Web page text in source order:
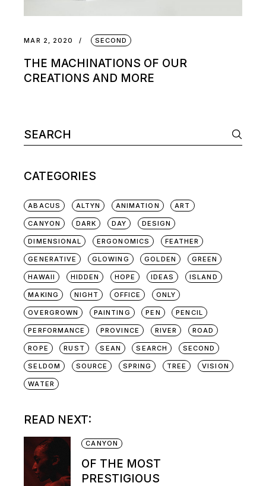
MAR 2, 2020 SECOND
THE MACHINATIONS OF OUR
CREATIONS AND MORE
CATEGORIES
ABACUS ALTYN ANIMATION ART
CANYON DARK DAY DESIGN
DIMENSIONAL ERGONOMICS FEATHER
GENERATIVE GLOWING GOLDEN GREEN
HAWAII HIDDEN HOPE IDEAS ISLAND
MAKING NIGHT OFFICE ONLY
OVERGROWN PAINTING PEN PENCIL
PERFORMANCE PROVINCE RIVER ROAD
ROPE RUST SEAN SEARCH SECOND
SELDOM SOURCE SPRING TREE VISION
WATER
READ NEXT:
CANYON
OF THE MOST
PRESTIGIOUS